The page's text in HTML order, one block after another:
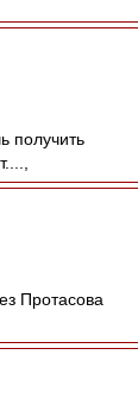
получить
Протасова